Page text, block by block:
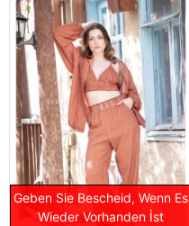
Geben Sie Bescheid, Wenn Es
Wieder Vorhanden İst